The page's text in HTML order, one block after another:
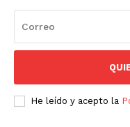
He leído y acepto la